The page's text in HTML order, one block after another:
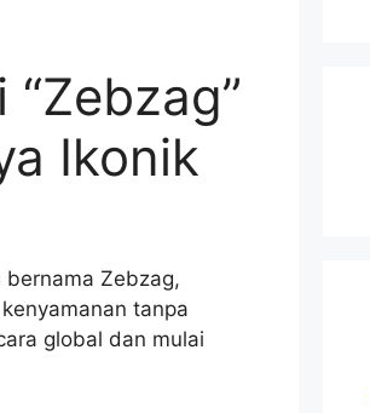
Ikonik
bernama Zebzag,
tanpa
global dan mulai